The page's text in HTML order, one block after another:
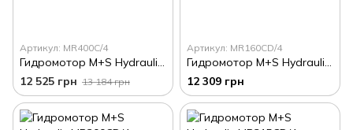
Артикул: MR400C/4
Гидромотор M+S Hydraulic MR400C/4 Болгария
12 525 грн 13 184 грн
Артикул: MR160CD/4
Гидромотор M+S Hydraulic MR160CD/4 Болгария
12 309 грн